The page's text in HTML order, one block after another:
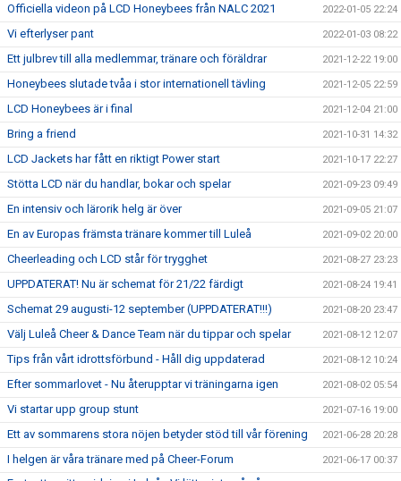
Officiella videon på LCD Honeybees från NALC 2021 2022-01-05 22:24
Vi efterlyser pant 2022-01-03 08:22
Ett julbrev till alla medlemmar, tränare och föräldrar 2021-12-22 19:00
Honeybees slutade tvåa i stor internationell tävling 2021-12-05 22:59
LCD Honeybees är i final 2021-12-04 21:00
Bring a friend 2021-10-31 14:32
LCD Jackets har fått en riktigt Power start 2021-10-17 22:27
Stötta LCD när du handlar, bokar och spelar 2021-09-23 09:49
En intensiv och lärorik helg är över 2021-09-05 21:07
En av Europas främsta tränare kommer till Luleå 2021-09-02 20:00
Cheerleading och LCD står för trygghet 2021-08-27 23:23
UPPDATERAT! Nu är schemat för 21/22 färdigt 2021-08-24 19:41
Schemat 29 augusti-12 september (UPPDATERAT!!!) 2021-08-20 23:47
Välj Luleå Cheer & Dance Team när du tippar och spelar 2021-08-12 12:07
Tips från vårt idrottsförbund - Håll dig uppdaterad 2021-08-12 10:24
Efter sommarlovet - Nu återupptar vi träningarna igen 2021-08-02 05:54
Vi startar upp group stunt 2021-07-16 19:00
Ett av sommarens stora nöjen betyder stöd till vår förening 2021-06-28 20:28
I helgen är våra tränare med på Cheer-Forum 2021-06-17 00:37